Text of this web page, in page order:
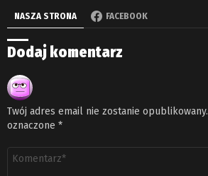
NASZA STRONA FACEBOOK
Dodaj komentarz
Twój adres email nie zostanie opublikowany.
oznaczone *
Komentarz